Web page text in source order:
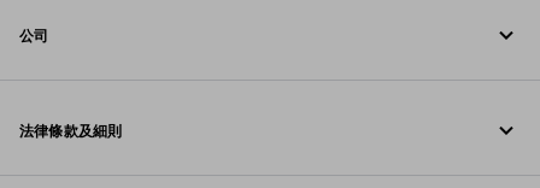
追蹤訂單
公司
Prada 集團
法律條款及細則